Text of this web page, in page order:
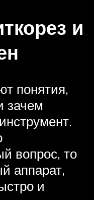
и
понятия,
зачем
вопрос, то
аппарат,
и